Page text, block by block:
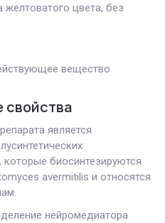
желтоватого цвета, без
вещество
свойства
является
биосинтезируются
avermitilis и относятся
нейромедиатора